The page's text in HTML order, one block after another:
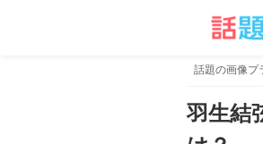
話題の画像プ
羽生結